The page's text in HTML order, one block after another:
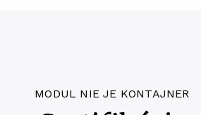
MODUL NIE JE KONTAJNER